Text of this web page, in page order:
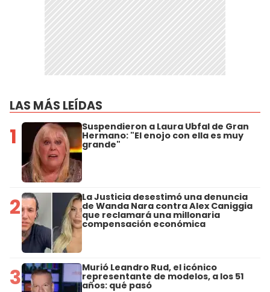
LAS MÁS LEÍDAS
1 Suspendieron a Laura Ubfal de Gran
Hermano: "El enojo con ella es muy
grande"
2 La Justicia desestimó una denuncia
de Wanda Nara contra Alex Caniggia
que reclamará una millonaria
compensación económica
3 Murió Leandro Rud, el icónico
representante de modelos, a los 51
años: qué pasó